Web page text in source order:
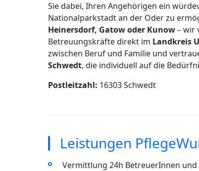
Sie dabei, Ihren Angehörigen ein
Nationalparkstadt an der Oder zu
Heinersdorf, Gatow oder Kunow– wir
Betreuungskräfte direkt im Landkreis
zwischen Beruf und Familie und
Schwedt, die individuell auf die
Postleitzahl: 16303 Schwedt
Leistungen
Vermittlung 24h BetreuerInnen